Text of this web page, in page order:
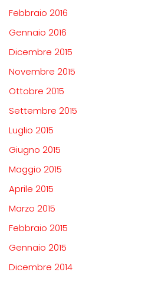
Febbraio 2016
Gennaio 2016
Dicembre 2015
Novembre 2015
Ottobre 2015
Settembre 2015
Luglio 2015
Giugno 2015
Maggio 2015
Aprile 2015
Marzo 2015
Febbraio 2015
Gennaio 2015
Dicembre 2014